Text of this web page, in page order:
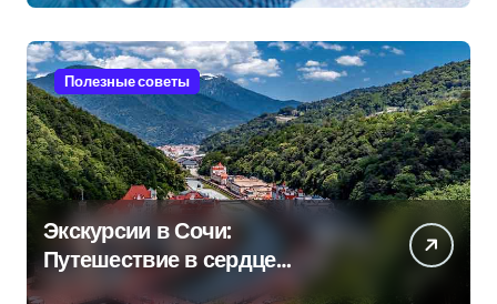
Полезные советы
Экскурсии в Сочи:
Путешествие в сердце
Черноморского курорта